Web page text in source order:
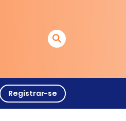
Registrar-se